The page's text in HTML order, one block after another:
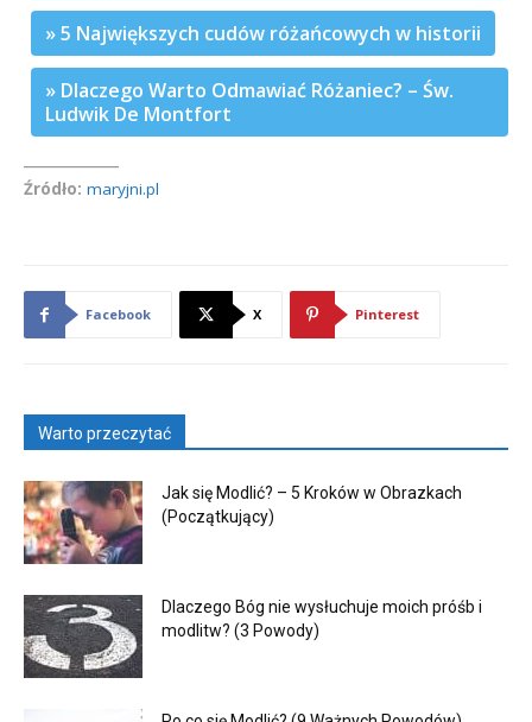
» 5 Największych cudów różańcowych w historii
» Dlaczego Warto Odmawiać Różaniec? – Św.
Ludwik De Montfort
Źródło: maryjni.pl
Facebook X Pinterest
Warto przeczytać
Jak się Modlić? – 5 Kroków w Obrazkach
(Początkujący)
Dlaczego Bóg nie wysłuchuje moich próśb i
modlitw? (3 Powody)